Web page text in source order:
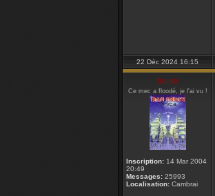
22 Déc 2024 16:15
noise
Ce mec a floodé, je l'ai vu !
Inscription: 14 Mar 2004
20:49
Messages: 25993
Localisation: Cambrai